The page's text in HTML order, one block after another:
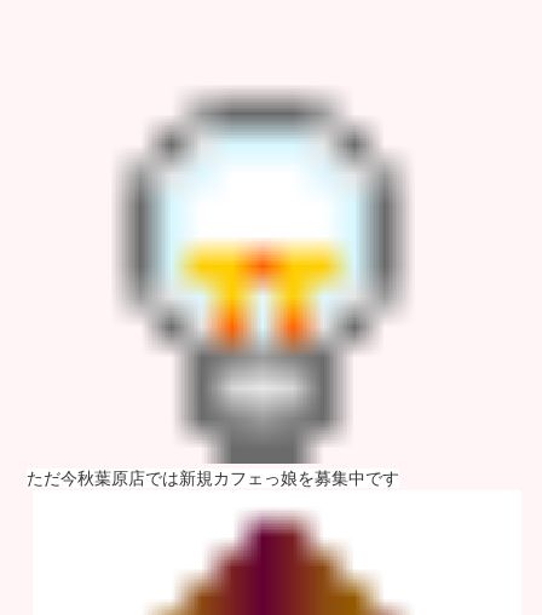
ただ今秋葉原店では新規カフェっ娘を募集中です